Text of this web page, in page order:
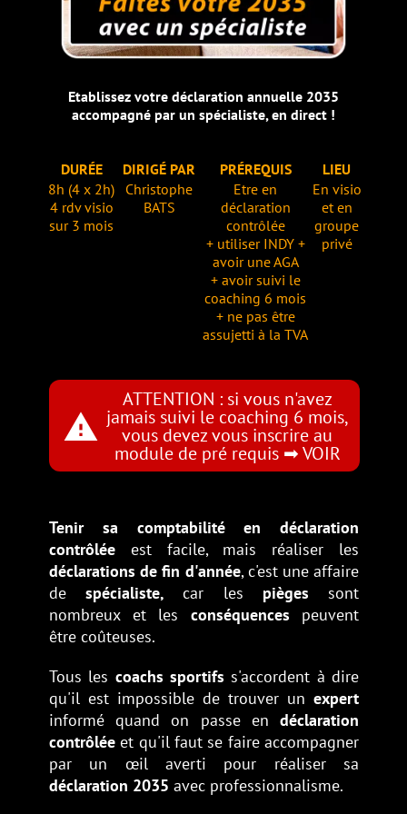
DURÉE DIRIGÉ PAR PRÉREQUIS
LIEU
8h (4 x 2h)
4 rdv visio
sur 3 mois
Christophe
BATS
Etre en
déclaration
contrôlée
+ utiliser INDY +
avoir une AGA
+ avoir suivi le
coaching 6 mois
+ ne pas être
assujetti à la TVA
En visio
et en
groupe
privé
report_problem
ATTENTION : si vous n'avez
jamais suivi le coaching 6 mois,
vous devez vous inscrire au
module de pré requis ➡ VOIR
Etablissez votre déclaration annuelle 2035
accompagné par un spécialiste, en direct !
Tenir sa comptabilité en déclaration
contrôlée est facile, mais réaliser les
déclarations de fin d'année, c'est une affaire
despécialiste,car les piègessont
nombreux et les conséquences peuvent
être coûteuses.
Tous les coachs sportifs s'accordent à dire
qu'il est impossible de trouver un expert
informé quand on passe en déclaration
contrôlée et qu'il faut se faire accompagner
par un œil averti pour réaliser sa
déclaration 2035 avec professionnalisme.